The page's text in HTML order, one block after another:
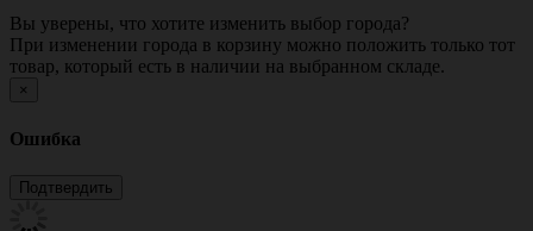
Вы уверены, что хотите изменить выбор города?
При изменении города в корзину можно положить только тот
товар, который есть в наличии на выбранном складе.
×
Ошибка